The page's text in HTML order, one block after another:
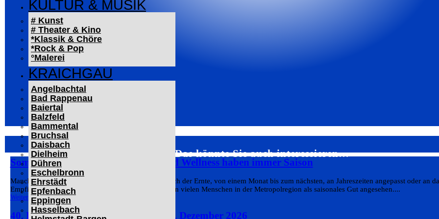
KULTUR & MUSIK
# Kunst
# Theater & Kino
*Klassik & Chöre
*Rock & Pop
°Malerei
KRAICHGAU
Angelbachtal
Bad Rappenau
Baiertal
Balzfeld
Bammental
Bruchsal
Daisbach
Dielheim
Dühren
Eschelbronn
Ehrstädt
Epfenbach
Eppingen
Hasselbach
Das könnte Sie auch interessieren…
Sommer bei Pfitzenmeier: Fitness und Wellness haben immer Saison
Manches passt nur zu einer bestimmten Zeit. Kurz nach der Ernte, von einem Monat bis zum nächsten, an Jahreszeiten angepasst oder an
Empfinden gebunden. Fitness und Ernährung wird von vielen Menschen in der Metropolregion als saisonales Gut angesehen....
Weiterlesen
40. Eppinger Weihnachtsmarkt am 5. Dezember 2026